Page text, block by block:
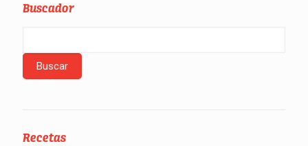
Buscador
Recetas